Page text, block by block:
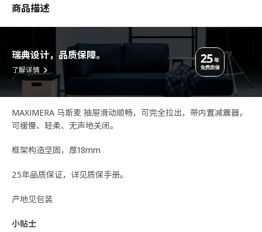
商品描述
瑞典设计，品质保障。
了解详情
MAXIMERA 马斯麦 抽屉滑动顺畅，可完全拉出，带内置减震器，
可缓慢、轻柔、无声地关闭。
框架构造坚固，厚18mm
25年品质保证，详见质保手册。
产地见包装
小贴士